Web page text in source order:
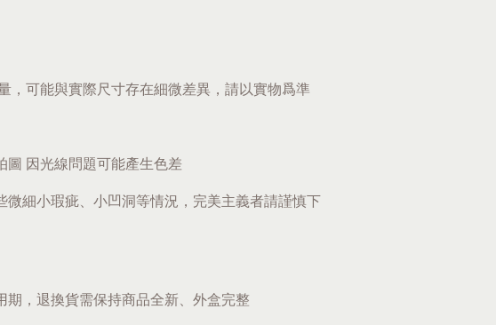
，可能與實際尺寸存在細微差異，請以實物爲準
圖 因光線問題可能產生色差
微細小瑕疵、小凹洞等情況，完美主義者請謹慎下
期，退換貨需保持商品全新、外盒完整